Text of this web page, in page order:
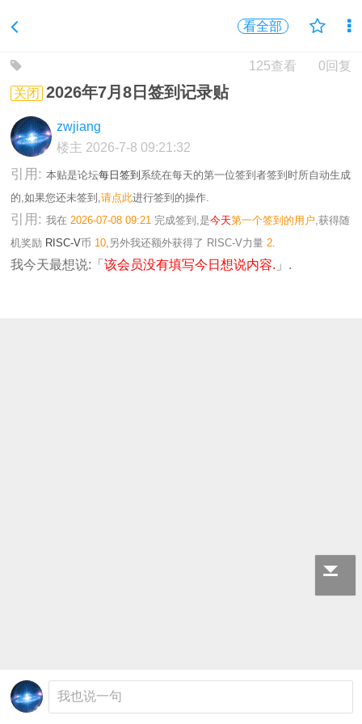
看全部
0回复
125查看
关闭 2026年7月8日签到记录贴
zwjiang
楼主 2026-7-8 09:21:32
引用:本贴是论坛每日签到系统在每天的第一位签到者签到时所自动生成
的,如果您还未签到,请点此进行签到的操作.
引用:我在 2026-07-08 09:21 完成签到,是今天第一个签到的用户 ,获得随
机奖励 RISC-V币 10 ,另外我还额外获得了 RISC-V力量 2
我今天最想说:「该会员没有填写今日想说内容. 」.